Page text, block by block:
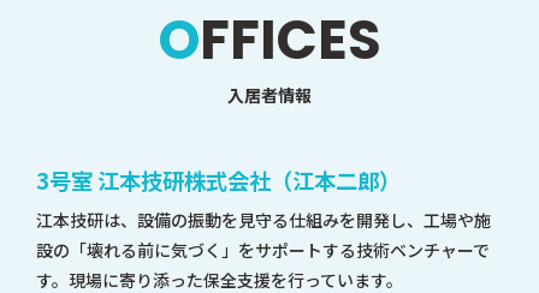
OFFICES
入居者情報
3号室 江本技研株式会社（江本二郎）
江本技研は、設備の振動を見守る仕組みを開発し、工場や施
設の「壊れる前に気づく」をサポートする技術ベンチャーで
す。現場に寄り添った保全支援を行っています。